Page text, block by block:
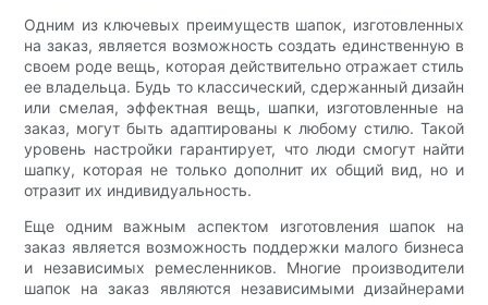
Одним из ключевых преимуществ шапок, изготовленных
на заказ, является возможность создать единственную в
своем роде вещь, которая действительно отражает стиль
ее владельца. Будь то классический, сдержанный дизайн
или смелая, эффектная вещь, шапки, изготовленные на
заказ, могут быть адаптированы к любому стилю. Такой
уровень настройки гарантирует, что люди смогут найти
шапку, которая не только дополнит их общий вид, но и
отразит их индивидуальность.
Еще одним важным аспектом изготовления шапок на
заказ является возможность поддержки малого бизнеса
и независимых ремесленников. Многие производители
шапок на заказ являются независимыми дизайнерами